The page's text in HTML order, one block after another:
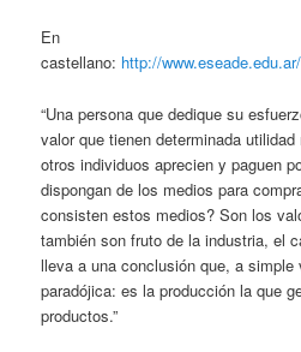
En
castellano: http://
“Una persona que dedique su
valor que tienen determinada
otros individuos aprecien y paguen
dispongan de los medios para
consisten estos medios? Son los
también son fruto de la industria, el
lleva a una conclusión que, a simple
paradójica: es la producción la que
productos.”